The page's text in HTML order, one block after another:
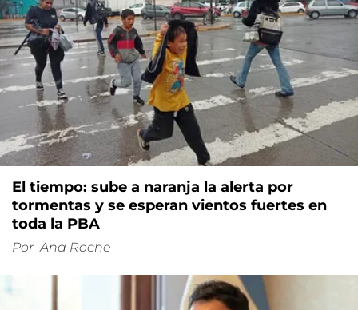
El tiempo: sube a naranja la alerta por
tormentas y se esperan vientos fuertes en
toda la PBA
Por Ana Roche